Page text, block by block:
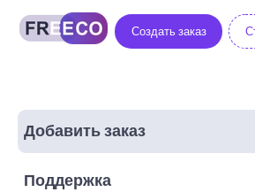
Создать заказ
Добавить заказ
Поддержка